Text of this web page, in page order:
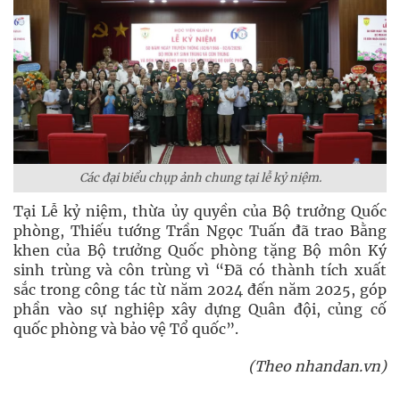
Các đại biểu chụp ảnh chung tại lễ kỷ niệm.
Tại Lễ kỷ niệm, thừa ủy quyền của Bộ trưởng Quốc
phòng, Thiếu tướng Trần Ngọc Tuấn đã trao Bằng
khen của Bộ trưởng Quốc phòng tặng Bộ môn Ký
sinh trùng và côn trùng vì “Đã có thành tích xuất
sắc trong công tác từ năm 2024 đến năm 2025, góp
phần vào sự nghiệp xây dựng Quân đội, củng cố
quốc phòng và bảo vệ Tổ quốc”.
(Theo nhandan.vn)